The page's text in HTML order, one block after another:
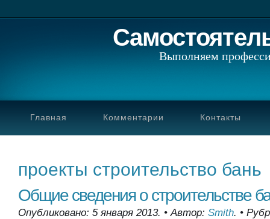
Выполняем
Главная Комментарии Контакты
проекты строительство бань
Общие сведения о строительстве
Опубликовано: 5 января 2013. •Автор: Smith. •